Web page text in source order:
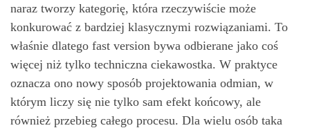
naraz tworzy kategorię, która rzeczywiście może
konkurować z bardziej klasycznymi rozwiązaniami. To
właśnie dlatego fast version bywa odbierane jako coś
więcej niż tylko techniczna ciekawostka. W praktyce
oznacza ono nowy sposób projektowania odmian, w
którym liczy się nie tylko sam efekt końcowy, ale
również przebieg całego procesu. Dla wielu osób taka